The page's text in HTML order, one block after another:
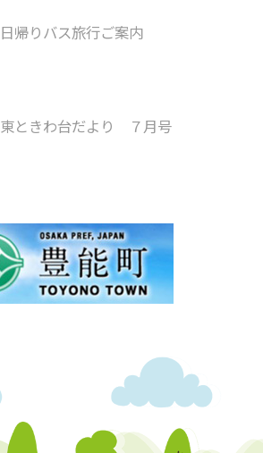
日帰りバス旅行ご案内
東ときわ台だより ７月号